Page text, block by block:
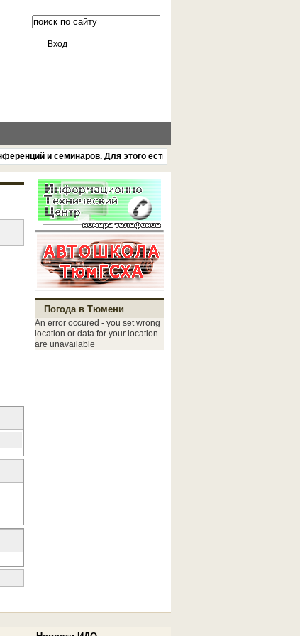
Вход
и семинаров. Для этого есть удобная большая парковочная
Погода в Тюмени
An error occured - you set wrong
location or data for your location
are unavailable